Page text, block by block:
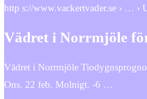
http s://www.vackertvader.se › … ›
Vädret i Norrmjöle
Vädret i Norrmjöle
Ons. 22 feb. Molnigt. -6 …